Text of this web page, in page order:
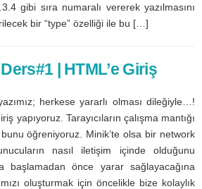
gibi sıra numaralı vererek yazılmasını
bir “type” özelliği ile bu […]
| HTML’e Giriş
herkese yararlı olması dileğiyle…!
yapıyoruz. Tarayıcıların çalışma mantığı
bunu öğreniyoruz. Minik’te olsa bir network
nasıl iletişim içinde olduğunu
başlamadan önce yarar sağlayacağına
oluşturmak için öncelikle bize kolaylık